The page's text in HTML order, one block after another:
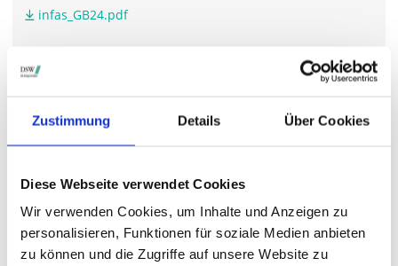
Zustimmung Details Über Cookies
Diese Webseite verwendet Cookies
Wir verwenden Cookies, um Inhalte und Anzeigen zu
personalisieren, Funktionen für soziale Medien anbieten
zu können und die Zugriffe auf unsere Website zu
infas_GB24.pdf
www.infas-holding.de/.../
STIMMRECHTSVERTRETUNG DURCH DIE DSW
Die DSW vertritt Ihre Stimmrechteauf sämtlichen
wichtigen Hauptversammlungen in Deutschland.